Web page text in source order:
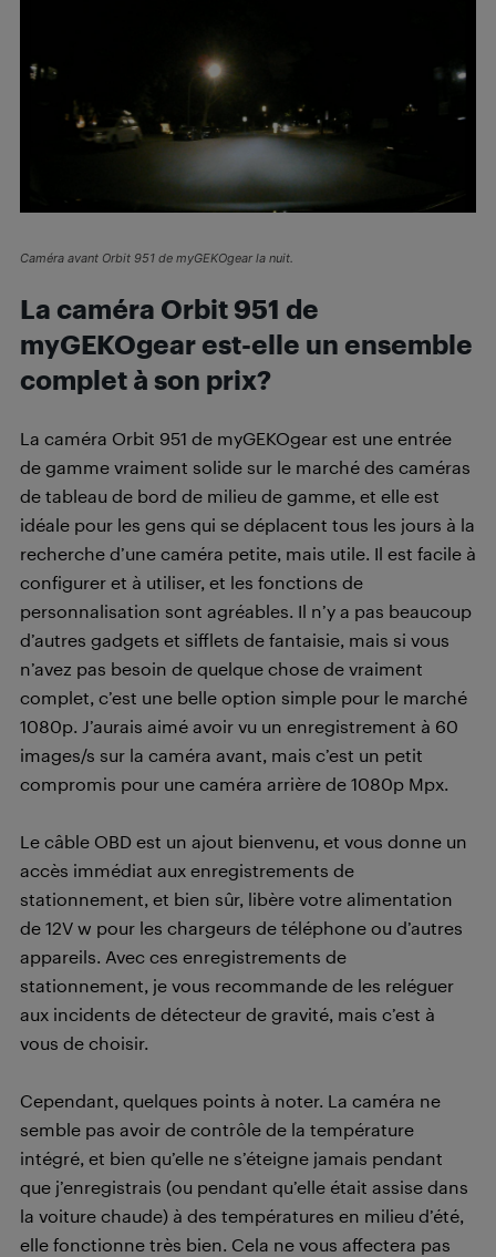
Caméra avant Orbit 951 de myGEKOgear la nuit.
La caméra Orbit 951 de
myGEKOgear est-elle un ensemble
complet à son prix?
La caméra Orbit 951 de myGEKOgear est une entrée
de gamme vraiment solide sur le marché des caméras
de tableau de bord de milieu de gamme, et elle est
idéale pour les gens qui se déplacent tous les jours à la
recherche d’une caméra petite, mais utile. Il est facile à
configurer et à utiliser, et les fonctions de
personnalisation sont agréables. Il n’y a pas beaucoup
d’autres gadgets et sifflets de fantaisie, mais si vous
n’avez pas besoin de quelque chose de vraiment
complet, c’est une belle option simple pour le marché
1080p. J’aurais aimé avoir vu un enregistrement à 60
images/s sur la caméra avant, mais c’est un petit
compromis pour une caméra arrière de 1080p Mpx.
Le câble OBD est un ajout bienvenu, et vous donne un
accès immédiat aux enregistrements de
stationnement, et bien sûr, libère votre alimentation
de 12V w pour les chargeurs de téléphone ou d’autres
appareils. Avec ces enregistrements de
stationnement, je vous recommande de les reléguer
aux incidents de détecteur de gravité, mais c’est à
vous de choisir.
Cependant, quelques points à noter. La caméra ne
semble pas avoir de contrôle de la température
intégré, et bien qu’elle ne s’éteigne jamais pendant
que j’enregistrais (ou pendant qu’elle était assise dans
la voiture chaude) à des températures en milieu d’été,
elle fonctionne très bien. Cela ne vous affectera pas